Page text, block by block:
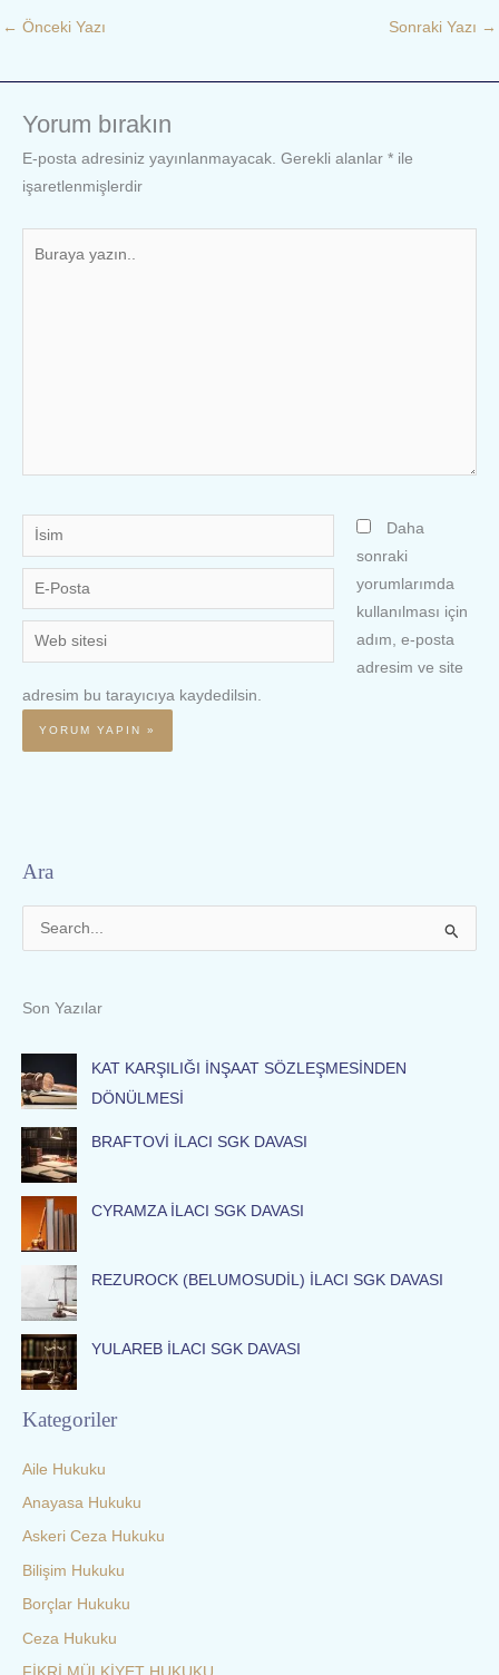
← Önceki Yazı Sonraki Yazı →
Yorum bırakın
E-posta adresiniz yayınlanmayacak. Gerekli alanlar * ile
işaretlenmişlerdir
İsim
E-
Posta
Web
sitesi
Daha
sonraki
yorumlarımda
kullanılması için
adım, e-posta
adresim ve site
adresim bu tarayıcıya kaydedilsin.
Ara
c
h
f
o
r
:
Son Yazılar
KAT KARŞILIĞI İNŞAAT SÖZLEŞMESİNDEN
DÖNÜLMESİ
BRAFTOVİ İLACI SGK DAVASI
CYRAMZA İLACI SGK DAVASI
REZUROCK (BELUMOSUDİL) İLACI SGK DAVASI
YULAREB İLACI SGK DAVASI
Kategoriler
Aile Hukuku
Anayasa Hukuku
Askeri Ceza Hukuku
Bilişim Hukuku
Borçlar Hukuku
Ceza Hukuku